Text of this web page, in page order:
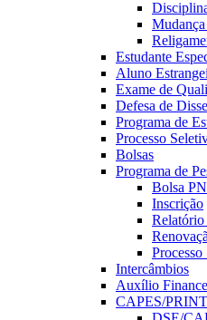
Estudante
Aluno
Exame de
Defesa de
Programa de
Processo
Bolsas
Programa de
Bolsa
Inscrição
Intercâmbios
Auxílio
CAPES/PRINT